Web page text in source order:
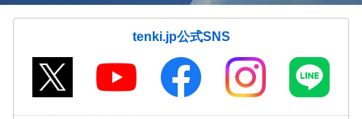
tenki.jp公式SNS